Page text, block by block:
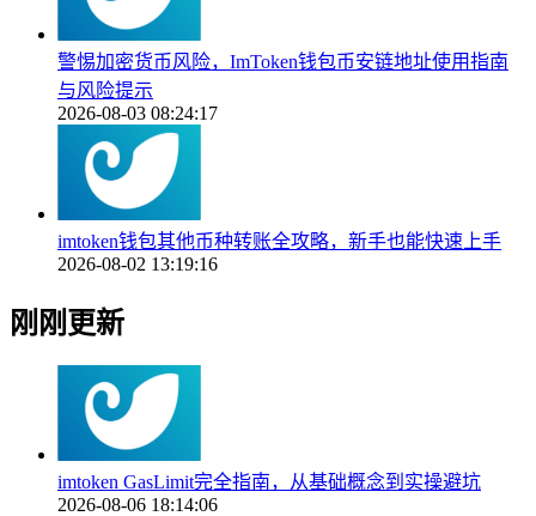
警惕加密货币风险，ImToken钱包币安链地址使用指南
与风险提示
2026-08-03 08:24:17
imtoken钱包其他币种转账全攻略，新手也能快速上手
2026-08-02 13:19:16
刚刚更新
imtoken GasLimit完全指南，从基础概念到实操避坑
2026-08-06 18:14:06